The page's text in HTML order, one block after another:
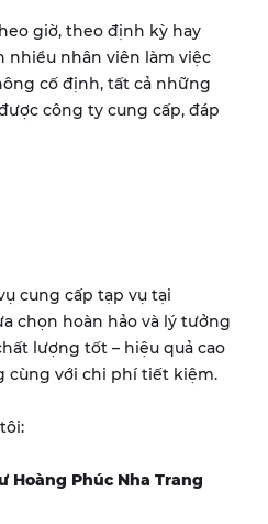
giờ, theo định kỳ hay
nhiều nhân viên làm việc
cố định, tất cả những
công ty cung cấp, đáp
cung cấp tạp vụ tại
chọn hoàn hảo và lý tưởng
lượng tốt – hiệu quả cao
cùng với chi phí tiết kiệm.
Hoàng Phúc Nha Trang